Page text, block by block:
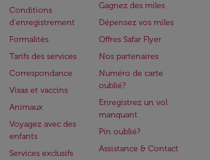
Conditions
d'enregistrement
Formalités
Tarifs des services
Correspondance
Visas et vaccins
Animaux
Voyagez avec des
enfants
Services exclusifs
Gagnez des miles
Dépensez vos miles
Offres Safar Flyer
Nos partenaires
Numéro de carte
oublié?
Enregistrez un vol
manquant
Pin oublié?
Assistance & Contact